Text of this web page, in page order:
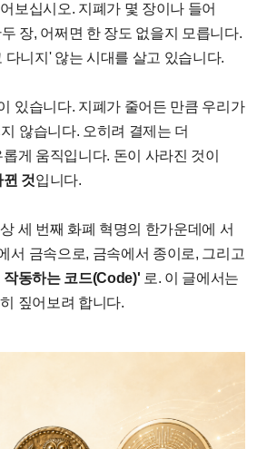
보십시오. 지폐가 몇 장이나 들어
장, 어쩌면 한 장도 없을지 모릅니다.
다니지' 않는 시대를 살고 있습니다.
있습니다. 지폐가 줄어든 만큼 우리가
않습니다. 오히려 결제는 더
게 움직입니다. 돈이 사라진 것이
것입니다.
세 번째 화폐 혁명의 한가운데에 서
서 금속으로, 금속에서 종이로, 그리고
작동하는 코드(Code)' 로. 이 글에서는
짚어보려 합니다.